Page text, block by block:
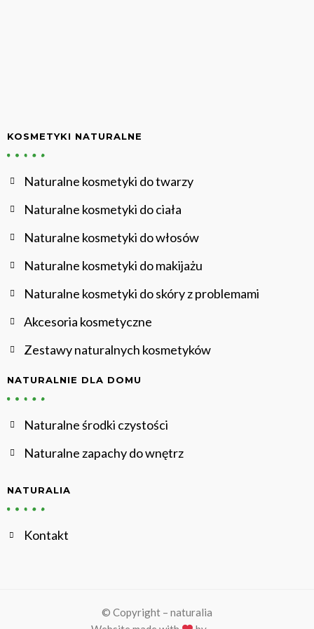
KOSMETYKI NATURALNE
Naturalne kosmetyki do twarzy
Naturalne kosmetyki do ciała
Naturalne kosmetyki do włosów
Naturalne kosmetyki do makijażu
Naturalne kosmetyki do skóry z problemami
Akcesoria kosmetyczne
Zestawy naturalnych kosmetyków
NATURALNIE DLA DOMU
Naturalne środki czystości
Naturalne zapachy do wnętrz
NATURALIA
Kontakt
© Copyright – naturalia